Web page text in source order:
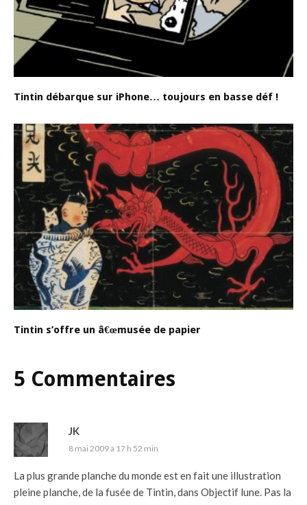
Tintin débarque sur iPhone… toujours en basse déf !
Tintin s’offre un â€œmusée de papier
5 Commentaires
JK
8 mai 2009 à 17 h 52 min
La plus grande planche du monde est en faitune illustration
pleine planche , de la fusée de Tintin, dans Objectif lune. Pas la